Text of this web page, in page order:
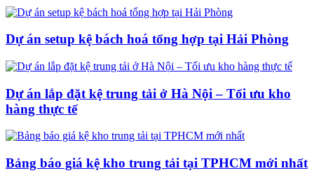
Dự án setup kệ bách hoá tổng hợp tại Hải Phòng
Dự án lắp đặt kệ trung tải ở Hà Nội – Tối ưu kho
hàng thực tế
Bảng báo giá kệ kho trung tải tại TPHCM mới nhất